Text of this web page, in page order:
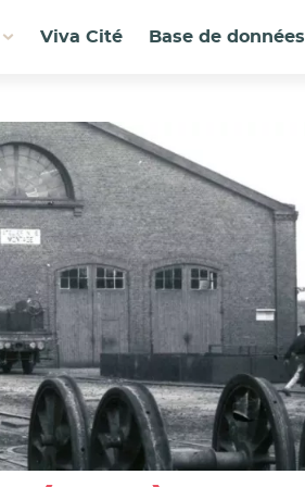
Viva Cité Base de données